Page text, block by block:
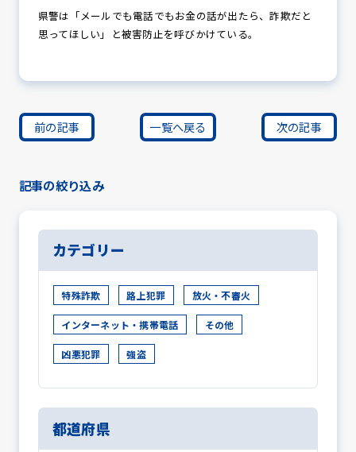
県警は「メールでも電話でもお金の話が出たら、詐欺だと
思ってほしい」と被害防止を呼びかけている。
前の記事 一覧へ戻る 次の記事
記事の絞り込み
カテゴリー
特殊詐欺 路上犯罪 放火・不審火
インターネット・携帯電話 その他
凶悪犯罪 強盗
都道府県